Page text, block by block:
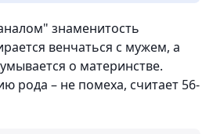
знаменитость
венчаться с мужем, а
о материнстве.
рода – не помеха, считает 56-